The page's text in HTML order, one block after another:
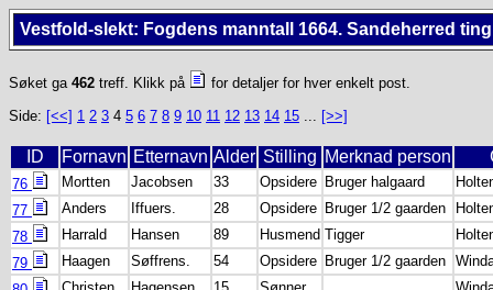
Vestfold-slekt: Fogdens manntall 1664. Sandeherred
Søket ga 462 treff. Klikk på
for detaljer for hver enkelt post.
Side: [<<] 1 2 3 4 5 6 7 8 9 10 11 12 13 14 15 ... [>>]
ID Fornavn Etternavn Alder Stilling Merknad person
76 Mortten Jacobsen 33 Opsidere Bruger halgaard
77
Anders Iffuers. 28 Opsidere Bruger 1/2 gaarden
78
Harrald Hansen 89 Husmend Tigger
79
Haagen Søffrens. 54 Opsidere Bruger 1/2 gaarden